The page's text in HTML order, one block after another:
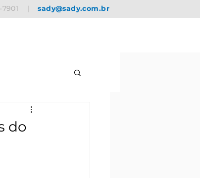
7901 | sady@sady.com.br
do